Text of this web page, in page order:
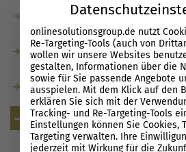
Entscheidungen auf Basis valider
Bauchgefühl.
Schlanke Prozesse, schnellere
Ergebnisse.
Enablement: Know-how,
Kostenlose Beratung
onlinesolutionsgroup.de nutzt
Re-Targeting-Tools (auch von
wollen wir unsere Websites
gestalten, Informationen über die
sowie für Sie passende Angebote
ausspielen. Mit dem Klick auf den
erklären Sie sich mit der
Tracking- und Re-Targeting-Tools
Einstellungen können Sie Cookies,
Targeting verwalten. Ihre
jederzeit mit Wirkung für die